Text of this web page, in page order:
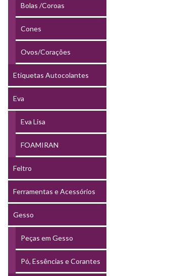
Bolas /Coroas
Cones
Ovos/Corações
Etiquetas Autocolantes
Eva
Eva Lisa
FOAMIRAN
Feltro
Ferramentas e Acessórios
Gesso
Peças em Gesso
Pó, Essências e Corantes